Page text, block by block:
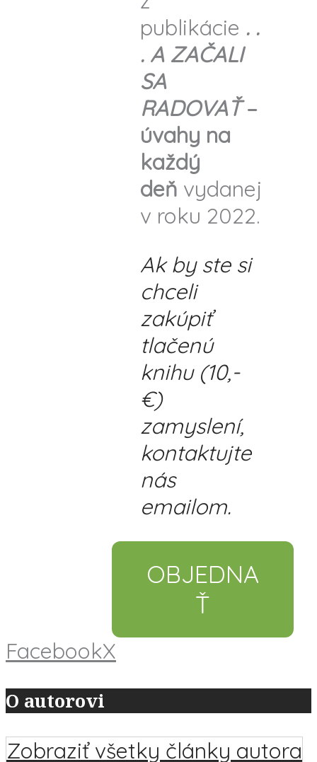
publikácie . .
. A ZAČALI
SA
RADOVAŤ –
úvahy na
každý
deň vydanej
v roku 2022.
Ak by ste si
chceli
zakúpiť
tlačenú
knihu (10,-
€)
zamyslení,
kontaktujte
nás
emailom.
OBJEDNA
Ť
FacebookX
O autorovi
Zobraziť všetky články autora